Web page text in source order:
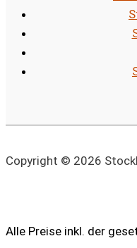
Copyright © 2026
Alle Preise inkl. der